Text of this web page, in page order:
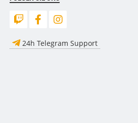
24h Telegram Support